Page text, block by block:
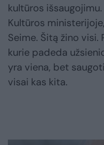
kultūros
Kultūros
Seime. Šitą žino visi.
kurie padeda
yra viena, bet
visai kas kita.